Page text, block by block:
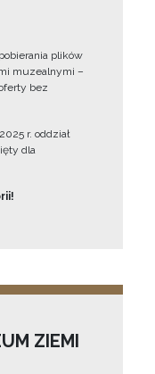
plików
muzealnymi –
bez
r. oddział
dla
ZIEMI